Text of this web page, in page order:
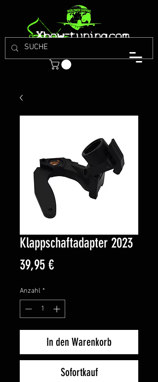
Klappschaftadapter 2023
39,95 €Preis
Anzahl *
In den Warenkorb
Sofortkauf